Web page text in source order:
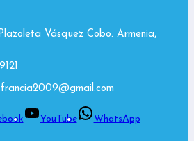
Vásquez Cobo. Armenia,
YouTube WhatsApp